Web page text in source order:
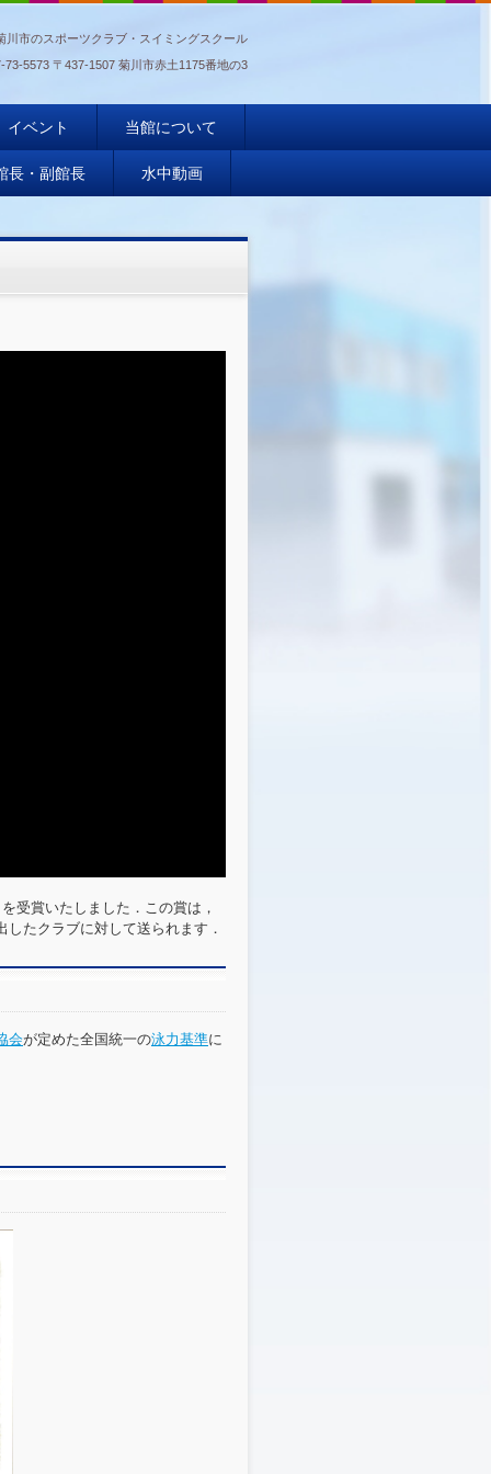
川市のスポーツクラブ・スイミングスクール
73-5573 〒437-1507 菊川市赤土1175番地の3
イベント 当館について
長・副館長 水中動画
受賞いたしました．この賞は，
たクラブに対して送られます．
会が定めた全国統一の泳力基準に